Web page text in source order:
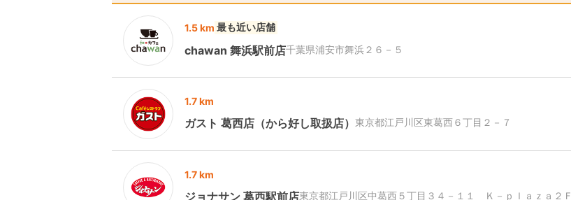
1.5 km 最も近い店舗
chawan 舞浜駅前店千葉県浦安市舞浜２６－５
1.7 km
ガスト 葛西店（から好し取扱店） 東京都江戸川区東葛西６丁目２－７
1.7 km
ジョナサン 葛西駅前店東京都江戸川区中葛西５丁目３４－１１ Ｋ－ｐｌａｚａ２Ｆ